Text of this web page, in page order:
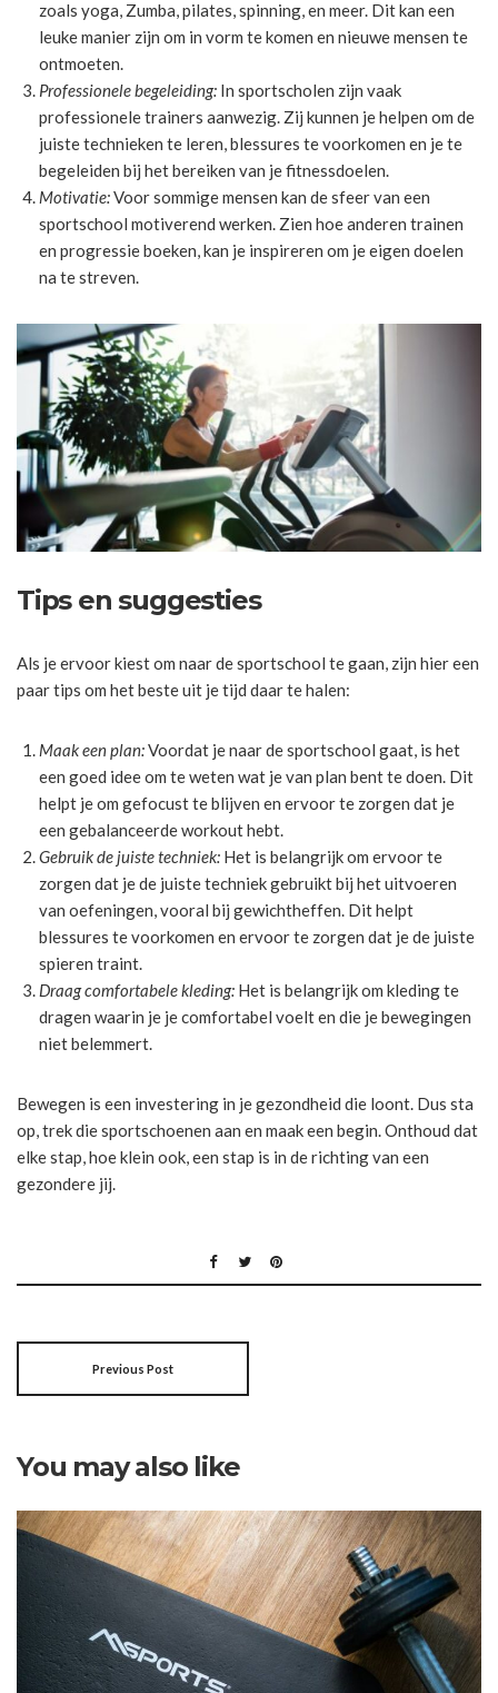
zoals yoga, Zumba, pilates, spinning, en meer. Dit kan een
leuke manier zijn om in vorm te komen en nieuwe mensen te
ontmoeten.
Professionele begeleiding: In sportscholen zijn vaak
professionele trainers aanwezig. Zij kunnen je helpen om de
juiste technieken te leren, blessures te voorkomen en je te
begeleiden bij het bereiken van je fitnessdoelen.
Motivatie:Voor sommige mensen kan de sfeer van een
sportschool motiverend werken. Zien hoe anderen trainen
en progressie boeken, kan je inspireren om je eigen doelen
na te streven.
Tips en suggesties
Als je ervoor kiest om naar de sportschool te gaan, zijn hier een
paar tips om het beste uit je tijd daar te halen:
Maak een plan:Voordat je naar de sportschool gaat, is het
een goed idee om te weten wat je van plan bent te doen. Dit
helpt je om gefocust te blijven en ervoor te zorgen dat je
een gebalanceerde workout hebt.
Gebruik de juiste techniek: Het is belangrijk om ervoor te
zorgen dat je de juiste techniek gebruikt bij het uitvoeren
van oefeningen, vooral bij gewichtheffen. Dit helpt
blessures te voorkomen en ervoor te zorgen dat je de juiste
spieren traint.
Draag comfortabele kleding: Het is belangrijk om kleding te
dragen waarin je je comfortabel voelt en die je bewegingen
niet belemmert.
Bewegen is een investering in je gezondheid die loont. Dus sta
op, trek die sportschoenen aan en maak een begin. Onthoud dat
elke stap, hoe klein ook, een stap is in de richting van een
gezondere jij.
Previous Post
You may also like